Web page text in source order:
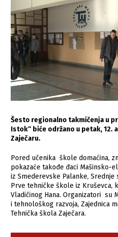
Šesto regionalno takmičenja u
Istok“ biće održano u petak, 12.
Zaječaru.
Pored učenika škole domaćina,
pokazaće takođe đaci Mašinsko-
iz Smederevske Palanke,
Prve tehničke škole iz Kruševca,
Vladičinog Hana. Organizatori su
i tehnološkog razvoja, Zajednica
Tehnička škola Zaječara.